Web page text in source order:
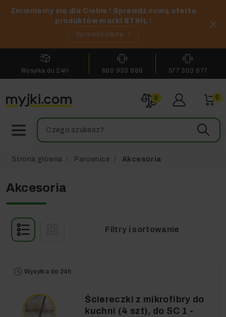
Zmieniamy się dla Ciebie ! Sprawdź nową ofertę
produktów marki STIHL !
Sprawdź ofertę
Wysyłka do 24H 690 933 888 577 303 877
0 0
Strona główna Parownice Akcesoria
Akcesoria
Filtry i sortowanie
Wysyłka do 24h
Ściereczki z mikrofibry do
kuchni (4 szt), do SC 1 -